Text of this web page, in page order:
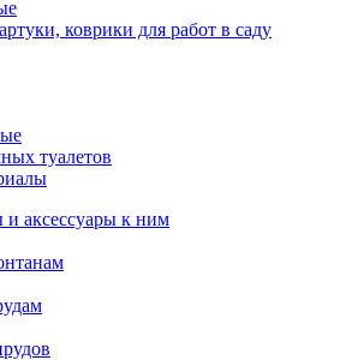
коврики для работ в саду
туалетов
аксессуары к ним